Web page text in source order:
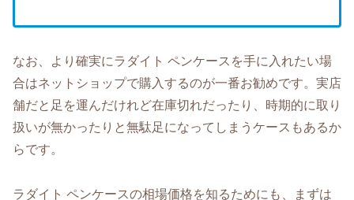
なお、より確実にラダイト ペンケースを手に入れたい場
合はネットショップで購入するのが一番お勧めです。実店
舗だと足を運んだけれど在庫切れだったり、時期的に取り
扱いが無かったりと無駄足になってしまうケースもあるか
らです。
ラダイト ペンケースの相場価格を知るためにも、まずは